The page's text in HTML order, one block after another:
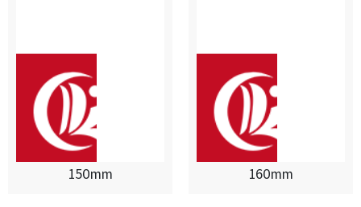
150mm 160mm